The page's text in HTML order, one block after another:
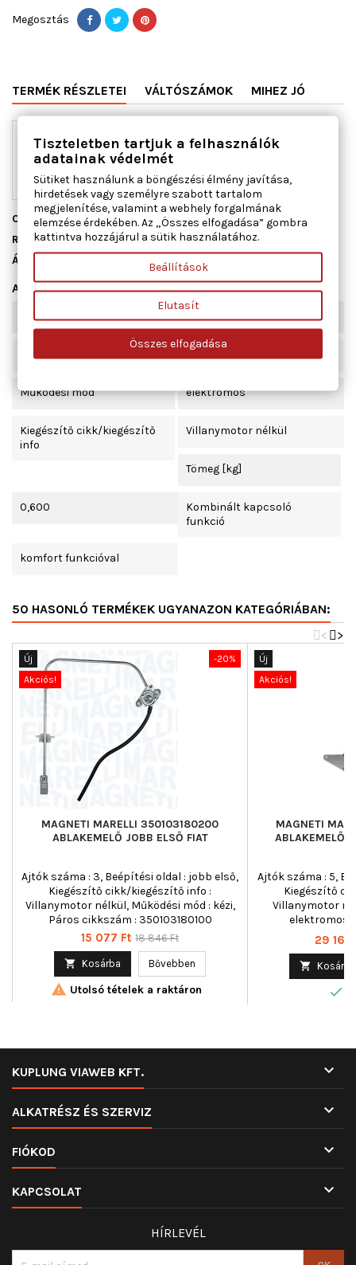
Megosztás
TERMÉK RÉSZLETEI VÁLTÓSZÁMOK MIHEZ JÓ
Cikkszám 01.4850
Raktáron1 db
Állapot
Adatlap
Beépítési oldal jobb hátsó
Ajtók száma 4
Működési mód elektromos
Kiegészítő cikk/kiegészítő
info
Villanymotor nélkül
Tömeg [kg]
0,600
Kombinált kapcsoló
funkció
komfort funkcióval
50 HASONLÓ TERMÉKEK UGYANAZON KATEGÓRIÁBAN:
>
<
-20%
Új
Akciós!
MAGNETI MARELLI 350103180200
ABLAKEMELŐ JOBB ELSŐ FIAT
Ajtók száma : 3, Beépítési oldal : jobb első,
Kiegészítő cikk/kiegészítő info :
Villanymotor nélkül, Működési mód : kézi,
Páros cikkszám : 350103180100
Ár
15 077 Ft Normál
18 846 Ft
 Kosárba Bővebben
 Utolsó tételek a raktáron
Új
Akciós!
MAGNETI
ABLAKEMELŐ
Ajtók száma : 5,
Kiegészítő
Villanymotor
elektromos,
Ár
29 166
 Kosárba

KUPLUNG VIAWEB KFT. 
ALKATRÉSZ ÉS SZERVIZ 
FIÓKOD 
KAPCSOLAT 
HÍRLEVÉL
Tiszteletben tartjuk a felhasználók
adatainak védelmét
Sütiket használunk a böngészési élmény javítása,
hirdetések vagy személyre szabott tartalom
megjelenítése, valamint a webhely forgalmának
elemzése érdekében. Az „Összes elfogadása” gombra
kattintva hozzájárul a sütik használatához.
Beállítások
Elutasít
Összes elfogadása